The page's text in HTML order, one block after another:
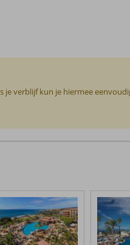
je verblijf kun je hiermee